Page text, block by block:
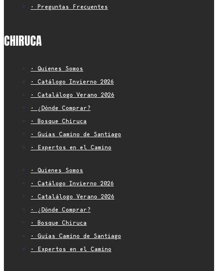
• Preguntas Frecuentes
CHIRUCA
• Quienes Somos
• Catálogo Invierno 2026
• Catalálogo Verano 2026
• ¿Dónde Comprar?
• Bosque Chiruca
• Guías Camino de Santiago
• Expertos en el Camino
• Quienes Somos
• Catálogo Invierno 2026
• Catalálogo Verano 2026
• ¿Dónde Comprar?
• Bosque Chiruca
• Guías Camino de Santiago
• Expertos en el Camino